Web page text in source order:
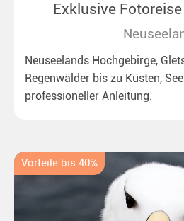
Exklusive
Neuseelands Hochgebirge,
Regenwälder bis zu Küsten,
professioneller Anleitung.
Vorteile bis 40%